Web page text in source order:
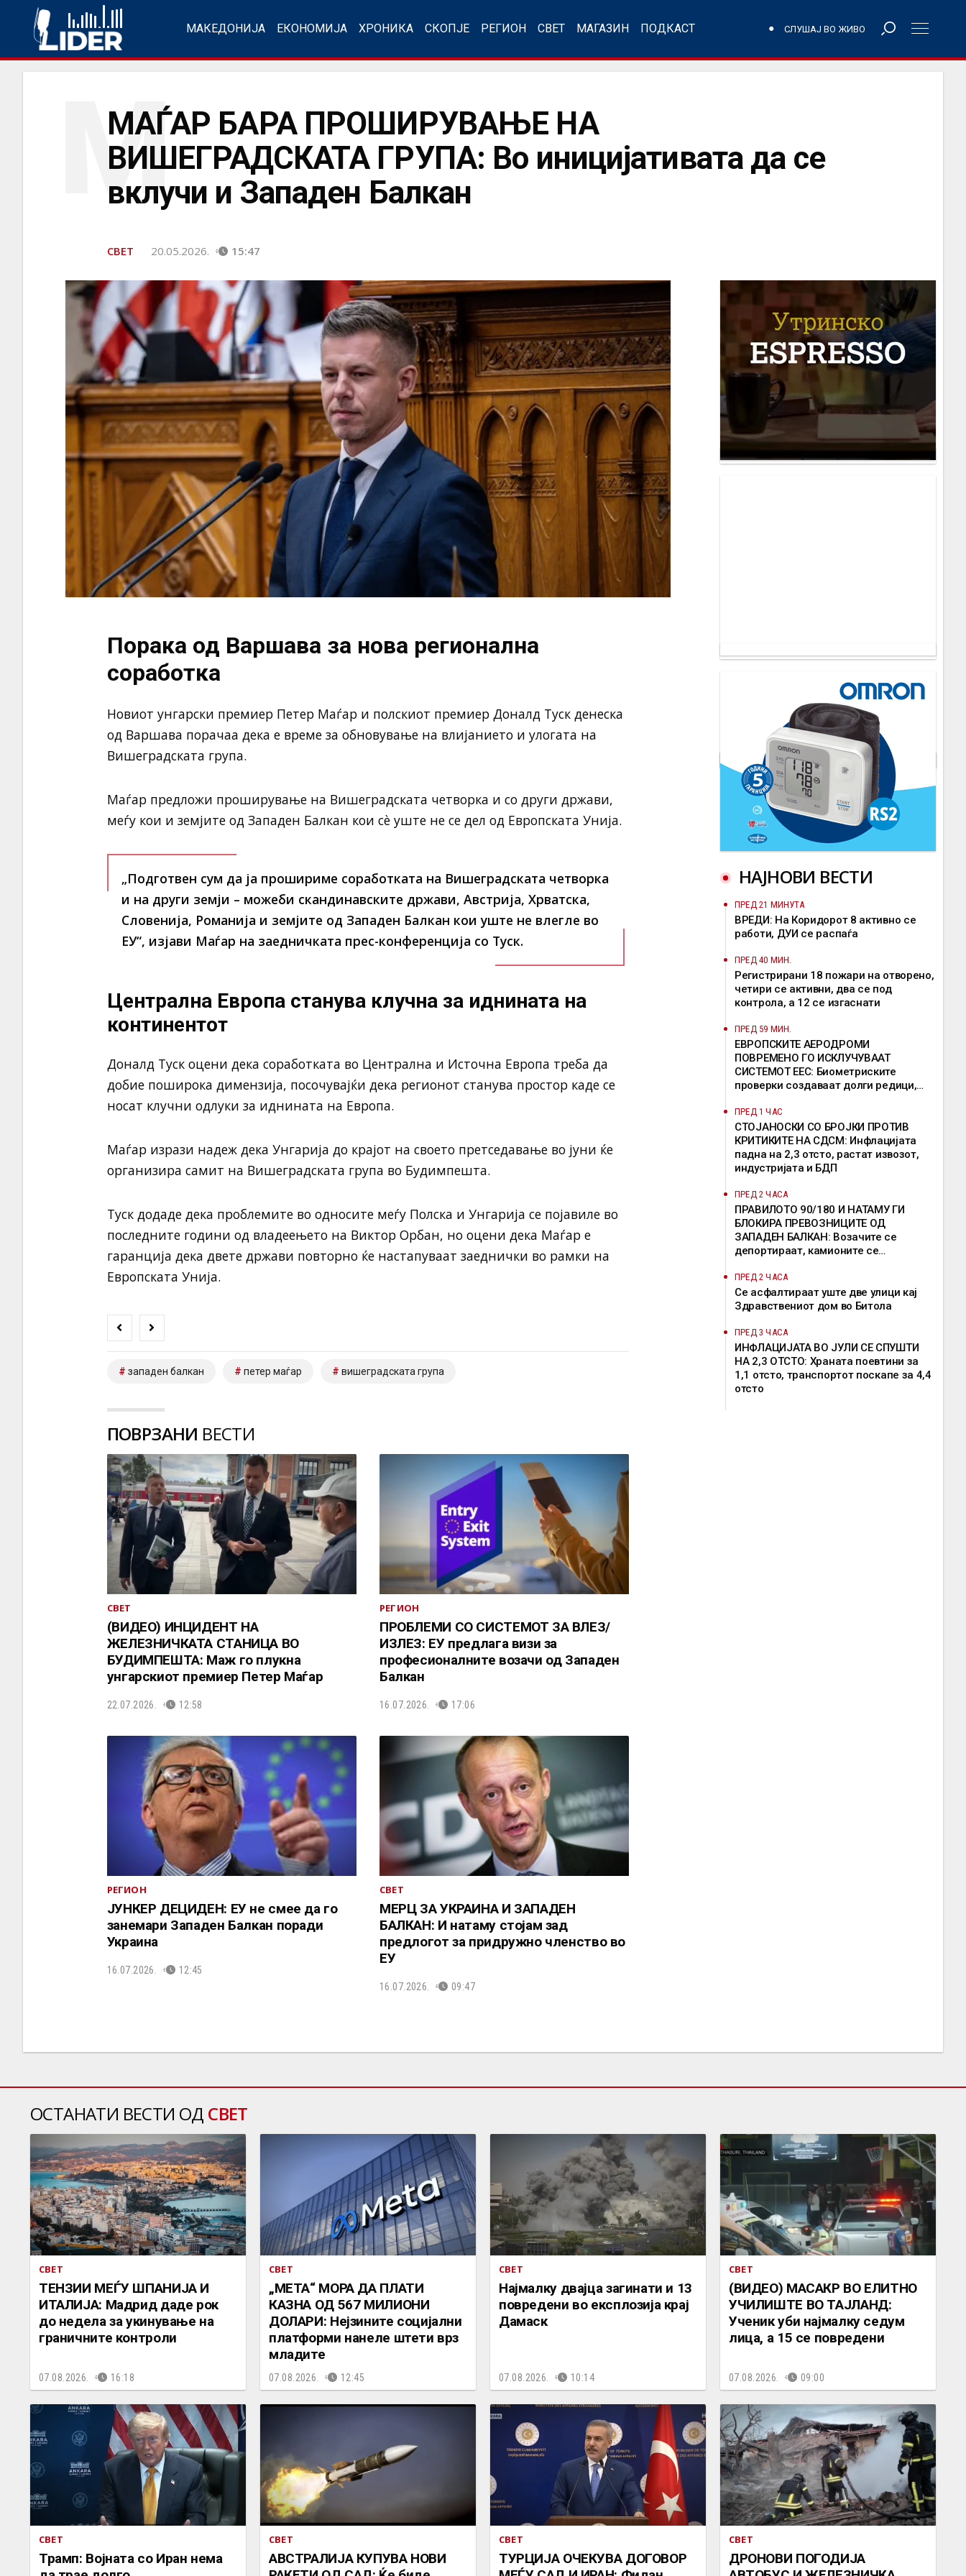
МАКЕДОНИЈА ЕКОНОМИЈА ХРОНИКА СКОПЈЕ РЕГИОН СВЕТ МАГАЗИН ПОДКАСТ СЛУШАЈ ВО ЖИВО
МАЃАР БАРА ПРОШИРУВАЊЕ НА
ВИШЕГРАДСКАТА ГРУПА: Во иницијативата да се
вклучи и Западен Балкан
М
СВЕТ 20.05.2026. 15:47
Порака од Варшава за нова регионална
соработка
Новиот унгарски премиер Петер Маѓари полскиот премиер Доналд Тускденеска
од Варшава порачаа дека е време за обновување на влијанието и улогата на
Вишеградската група.
Маѓар предложи проширување на Вишеградската четворка и со други држави,
меѓу кои и земјите од Западен Балкан кои сè уште не се дел од Европската Унија.
„Подготвен сум да ја прошириме соработката на Вишеградската четворка
и на други земји – можеби скандинавските држави, Австрија, Хрватска,
Словенија, Романија и земјите од Западен Балкан кои уште не влегле во
ЕУ“, изјави Маѓар на заедничката прес-конференција со Туск.
Централна Европа станува клучна за иднината на
континентот
Доналд Тускоцени дека соработката во Централна и Источна Европа треба да
добие поширока димензија, посочувајќи дека регионот станува простор каде се
носат клучни одлуки за иднината на Европа.
Маѓар изрази надеж дека Унгарија до крајот на своето претседавање во јуни ќе
организира самит на Вишеградската група во Будимпешта.
Туск додаде дека проблемите во односите меѓу Полска и Унгарија се појавиле во
последните години од владеењето на Виктор Орбан, но оцени дека Маѓар е
гаранција дека двете држави повторно ќе настапуваат заеднички во рамки на
Европската Унија.
западен балкан петер маѓар вишеградската група
ПОВРЗАНИ ВЕСТИ
СВЕТ
(ВИДЕО) ИНЦИДЕНТ НА
ЖЕЛЕЗНИЧКАТА СТАНИЦА ВО
БУДИМПЕШТА: Маж го плукна
унгарскиот премиер Петер Маѓар
22.07.2026. 12:58
РЕГИОН
ПРОБЛЕМИ СО СИСТЕМОТ ЗА ВЛЕЗ/
ИЗЛЕЗ: ЕУ предлага визи за
професионалните возачи од Западен
Балкан
16.07.2026. 17:06
РЕГИОН
ЈУНКЕР ДЕЦИДЕН: ЕУ не смее да го
занемари Западен Балкан поради
Украина
16.07.2026. 12:45
СВЕТ
МЕРЦ ЗА УКРАИНА И ЗАПАДЕН
БАЛКАН: И натаму стојам зад
предлогот за придружно членство во
ЕУ
16.07.2026. 09:47
НАЈНОВИ ВЕСТИ
ПРЕД 21 МИНУТА
ВРЕДИ: На Коридорот 8 активно се
работи, ДУИ се распаѓа
ПРЕД 40 МИН.
Регистрирани 18 пожари на отворено,
четири се активни, два се под
контрола, а 12 се изгаснати
ПРЕД 59 МИН.
ЕВРОПСКИТЕ АЕРОДРОМИ
ПОВРЕМЕНО ГО ИСКЛУЧУВААТ
СИСТЕМОТ ЕЕС: Биометриските
проверки создаваат долги редици,
исклучоците
ПРЕД 1 ЧАС
СТОЈАНОСКИ СО БРОЈКИ ПРОТИВ
КРИТИКИТЕ НА СДСМ: Инфлацијата
падна на 2,3 отсто, растат извозот,
индустријата и БДП
ПРЕД 2 ЧАСА
ПРАВИЛОТО 90/180 И НАТАМУ ГИ
БЛОКИРА ПРЕВОЗНИЦИТЕ ОД
ЗАПАДЕН БАЛКАН: Возачите се
депортираат, камионите се
нема
ПРЕД 2 ЧАСА
Се асфалтираат уште две улици кај
Здравствениот дом во Битола
ПРЕД 3 ЧАСА
ИНФЛАЦИЈАТА ВО ЈУЛИ СЕ СПУШТИ
НА 2,3 ОТСТО: Храната поевтини за
1,1 отсто, транспортот поскапе за 4,4
отсто
ОСТАНАТИ ВЕСТИ ОД СВЕТ
СВЕТ
ТЕНЗИИ МЕЃУ ШПАНИЈА И
ИТАЛИЈА: Мадрид даде рок
до недела за укинување на
граничните контроли
07.08.2026. 16:18
СВЕТ
„МЕТА“ МОРА ДА ПЛАТИ
КАЗНА ОД 567 МИЛИОНИ
ДОЛАРИ: Нејзините социјални
платформи нанеле штети врз
младите
07.08.2026. 12:45
СВЕТ
Најмалку двајца загинати и 13
повредени во експлозија крај
Дамаск
07.08.2026. 10:14
СВЕТ
(ВИДЕО) МАСАКР ВО ЕЛИТНО
УЧИЛИШТЕ ВО ТАЈЛАНД:
Ученик уби најмалку седум
лица, а 15 се повредени
07.08.2026. 09:00
СВЕТ
Трамп: Војната со Иран нема
СВЕТ
АВСТРАЛИЈА КУПУВА НОВИ
СВЕТ
ТУРЦИЈА ОЧЕКУВА ДОГОВОР
СВЕТ
ДРОНОВИ ПОГОДИЈА